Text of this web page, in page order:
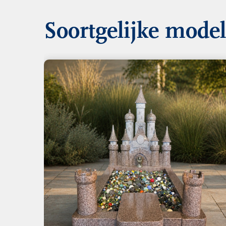
Soortgelijke